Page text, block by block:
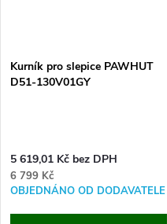
Kurník pro slepice PAWHUT
D51-130V01GY
5 619,01 Kč bez DPH
6 799 Kč
OBJEDNÁNO OD DODAVATELE